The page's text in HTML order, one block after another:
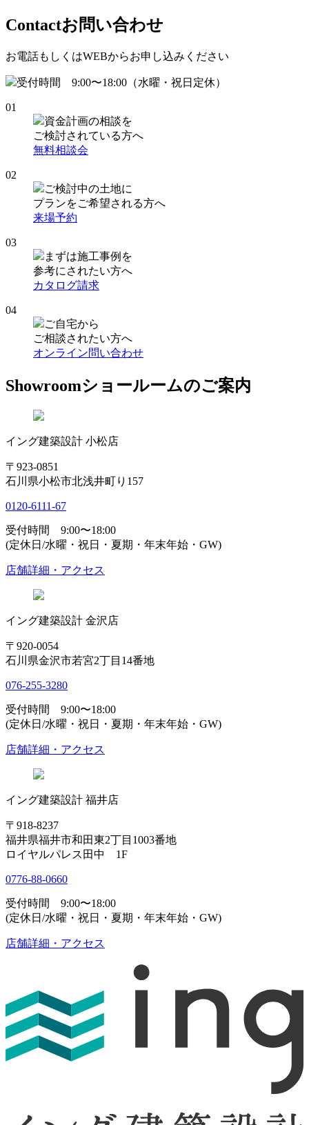
Contactお問い合わせ
お電話もしくはWEBからお申し込みください
受付時間 9:00〜18:00（水曜・祝日定休）
01
資金計画の相談を
ご検討されている方へ
無料相談会
02
ご検討中の土地に
プランをご希望される方へ
来場予約
03
まずは施工事例を
参考にされたい方へ
カタログ請求
04
ご自宅から
ご相談されたい方へ
オンライン問い合わせ
Showroomショールームのご案内
イング建築設計 小松店
〒923-0851
石川県小松市北浅井町り157
0120-6111-67
受付時間 9:00〜18:00
(定休日/水曜・祝日・夏期・年末年始・GW)
店舗詳細・アクセス
イング建築設計 金沢店
〒920-0054
石川県金沢市若宮2丁目14番地
076-255-3280
受付時間 9:00〜18:00
(定休日/水曜・祝日・夏期・年末年始・GW)
店舗詳細・アクセス
イング建築設計 福井店
〒918-8237
福井県福井市和田東2丁目1003番地
ロイヤルパレス田中 1F
0776-88-0660
受付時間 9:00〜18:00
(定休日/水曜・祝日・夏期・年末年始・GW)
店舗詳細・アクセス